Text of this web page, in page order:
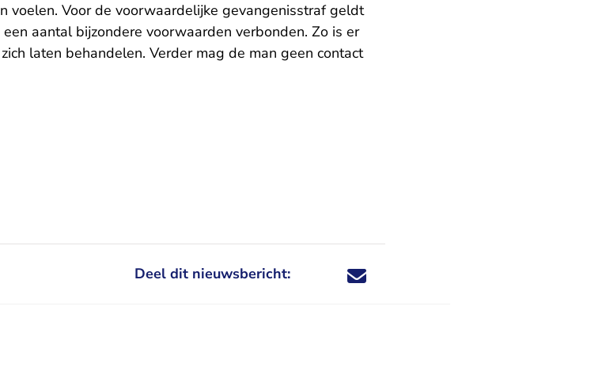
voelen. Voor de voorwaardelijke gevangenisstraf geldt
aantal bijzondere voorwaarden verbonden. Zo is er
laten behandelen. Verder mag de man geen contact
Deel dit nieuwsbericht: Deel dit nieuwsbericht via X - U verlaat
Deel dit nieuwsbericht via Facebook - U
Deel dit nieuwsbericht via e-mail
Deel dit nieuwsbericht via LinkedIn - U